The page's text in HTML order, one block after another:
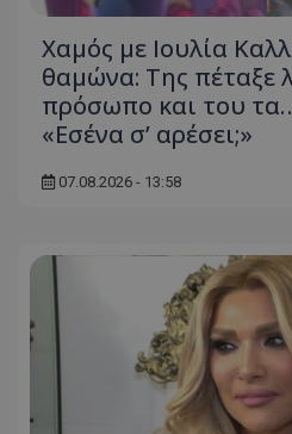
Χαμός με Ιουλία
θαμώνα: Της πέταξε
πρόσωπο και του
«Εσένα σ’ αρέσει;»
07.08.2026 - 13:58